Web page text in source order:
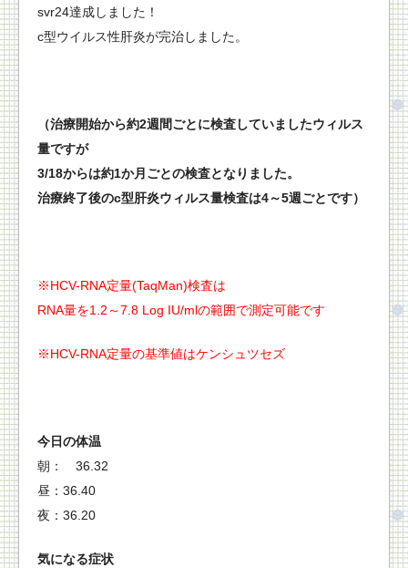
svr24達成しました！
c型ウイルス性肝炎が完治しました。
（治療開始から約2週間ごとに検査していましたウィルス
量ですが
3/18からは約1か月ごとの検査となりました。
治療終了後のc型肝炎ウィルス量検査は4～5週ごとです）
※HCV-RNA定量(TaqMan)検査は
RNA量を1.2～7.8 Log IU/mlの範囲で測定可能です
※HCV-RNA定量の基準値はケンシュツセズ
今日の体温
朝： 36.32
昼：36.40
夜：36.20
気になる症状